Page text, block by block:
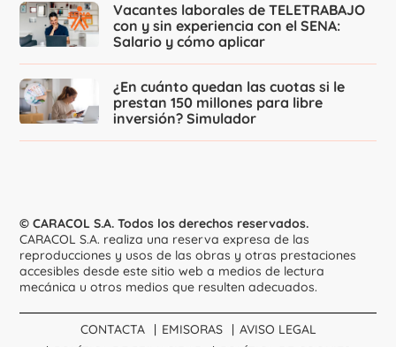
Vacantes laborales de TELETRABAJO
con y sin experiencia con el SENA:
Salario y cómo aplicar
¿En cuánto quedan las cuotas si le
prestan 150 millones para libre
inversión? Simulador
© CARACOL S.A. Todos los derechos reservados.
CARACOL S.A. realiza una reserva expresa de las
reproducciones y usos de las obras y otras prestaciones
accesibles desde este sitio web a medios de lectura
mecánica u otros medios que resulten adecuados.
CONTACTA EMISORAS
AVISO LEGAL